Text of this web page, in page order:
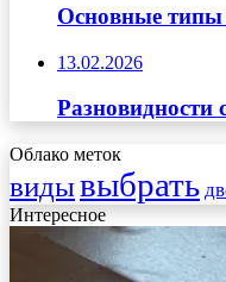
Основные
13.02.2026
Разновидности
Облако меток
видывыбрать
Интересное